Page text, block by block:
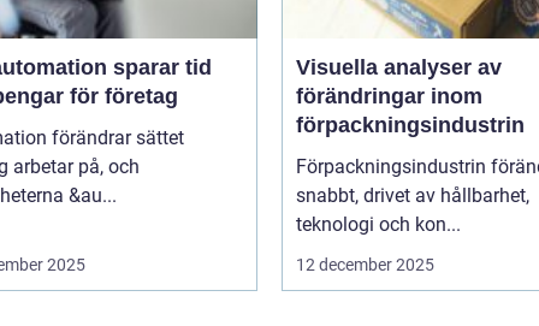
sparar tid
för företag
förändrar sättet
arbetar på, och
&au...
2025
Visuella analyser av
förändringar inom
förpackningsindustrin
Förpackningsindustrin
snabbt, drivet av hållbarhet,
teknologi och kon...
12 december 2025